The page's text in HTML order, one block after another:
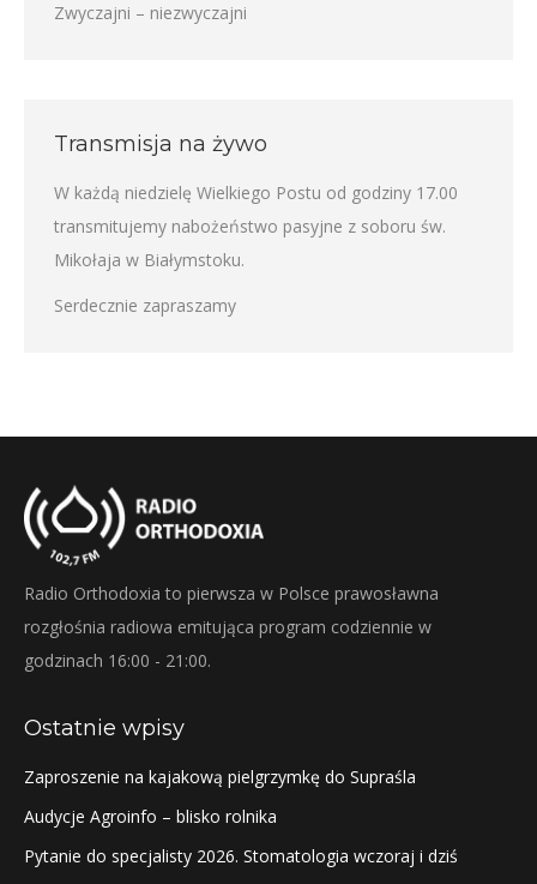
Zwyczajni – niezwyczajni
Transmisja na żywo
W każdą niedzielę Wielkiego Postu od godziny 17.00
transmitujemy nabożeństwo pasyjne z soboru św.
Mikołaja w Białymstoku.
Serdecznie zapraszamy
Radio Orthodoxia to pierwsza w Polsce prawosławna
rozgłośnia radiowa emitująca program codziennie w
godzinach 16:00 - 21:00.
Ostatnie wpisy
Zaproszenie na kajakową pielgrzymkę do Supraśla
Audycje Agroinfo – blisko rolnika
Pytanie do specjalisty 2026. Stomatologia wczoraj i dziś